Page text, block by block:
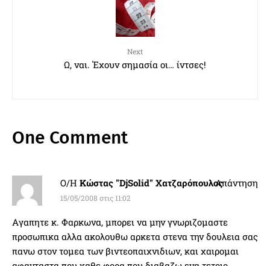
Next
Ω, ναι. Έχουν σημασία οι… ίντσες!
One Comment
Ο/Η Κώστας "DjSolid" Χατζαρόπουλος
15/05/2008 στις 11:02
Aγαπητε κ. Φαρκωνα, μπορει να μην γνωριζομαστε
προσωπικα αλλα ακολουθω αρκετα στενα την δουλεια σας
πανω στον τομεα των βιντεοπαιχνιδιων, και χαιρομαι
Απάντηση